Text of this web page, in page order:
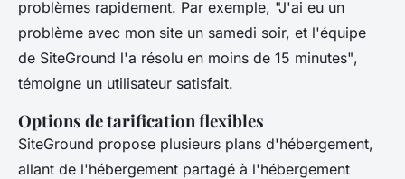
problèmes rapidement. Par exemple, "J'ai eu un
problème avec mon site un samedi soir, et l'équipe
de SiteGround l'a résolu en moins de 15 minutes",
témoigne un utilisateur satisfait.
Options de tarification flexibles
SiteGround propose plusieurs plans d'hébergement,
allant de l'hébergement partagé à l'hébergement